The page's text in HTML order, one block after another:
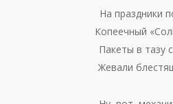
На праздники
Копеечный
Пакеты в тазу
Жевали